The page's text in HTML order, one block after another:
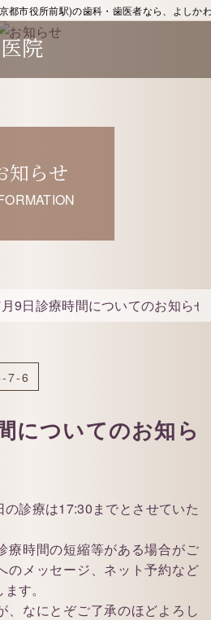
都市役所前駅)の歯科・歯医者なら、よしか
知らせ
9日診療時間についてのお知らせ
7-6
についてのお知ら
診療は17:30までとさせていた
療時間の短縮等がある場合がご
のメッセージ、ネット予約など
す。
、なにとぞご了承のほどよろし